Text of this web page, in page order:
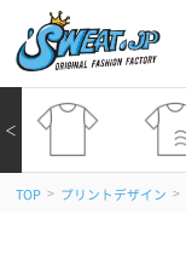
＜
TOP > プリントデザイン >